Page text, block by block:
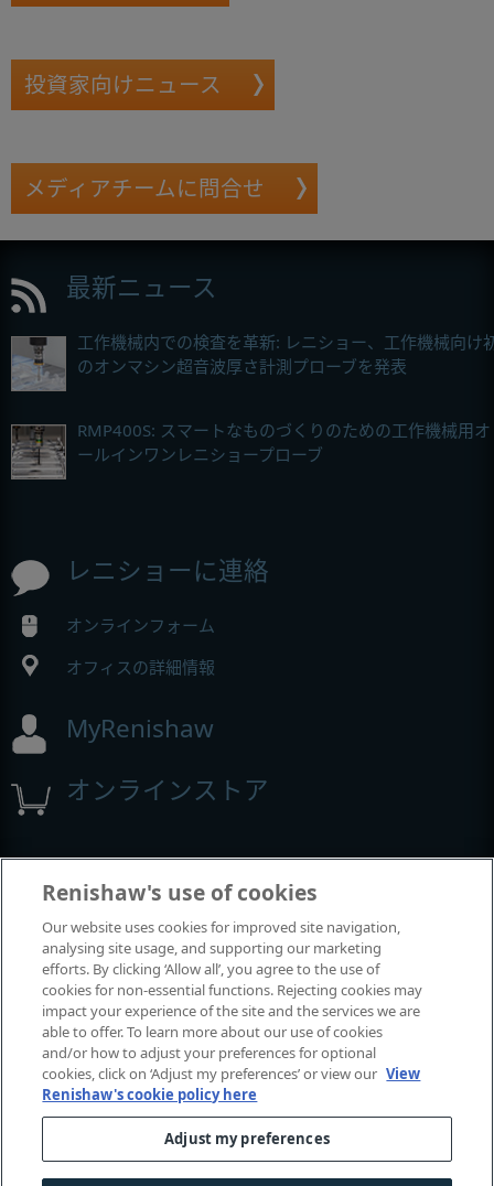
投資家向けニュース
メディアチームに問合せ
最新ニュース
工作機械内での検査を革新: レニショー、工作機械向け
のオンマシン超音波厚さ計測プローブを発表
RMP400S: スマートなものづくりのための工作機械用オ
ールインワンレニショープローブ
レニショーに連絡
オンラインフォーム
オフィスの詳細情報
MyRenishaw
オンラインストア
イベントとウェビナー
レニショーの出展イベント
© 2001-2026 Renishaw plc.無断転用禁止。
Renishaw's use of cookies
Our website uses cookies for improved site navigation,
analysing site usage, and supporting our marketing
efforts. By clicking ‘Allow all’, you agree to the use of
cookies for non-essential functions. Rejecting cookies may
impact your experience of the site and the services we are
able to offer. To learn more about our use of cookies
and/or how to adjust your preferences for optional
cookies, click on ‘Adjust my preferences’ or view our View
Renishaw's cookie policy here
Adjust my preferences